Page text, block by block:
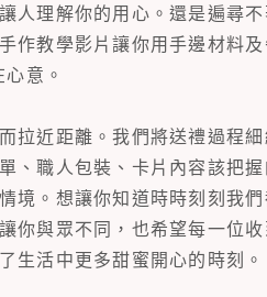
人理解你的用心。還是遍尋
作教學影片讓你用手邊材料
意。
拉近距離。我們將送禮過程
、職人包裝、卡片內容該把
境。想讓你知道時時刻刻我
你與眾不同，也希望每一位收
生活中更多甜蜜開心的時刻。